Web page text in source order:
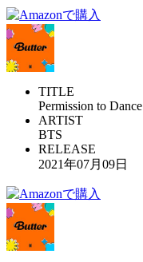
TITLE
Permission to Dance
ARTIST
BTS
RELEASE
2021年07月09日